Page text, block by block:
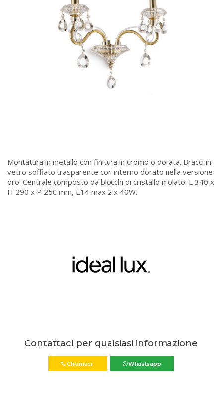
Montatura in metallo con finitura in cromo o dorata. Bracci in
vetro soffiato trasparente con interno dorato nella versione
oro. Centrale composto da blocchi di cristallo molato. L 340 x
H 290 x P 250 mm, E14 max 2 x 40W.
Contattaci per qualsiasi informazione
Chiamaci Whastsapp